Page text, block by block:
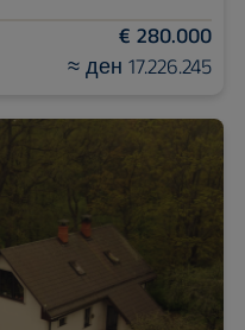
€ 280.000
≈ ден 17.226.245